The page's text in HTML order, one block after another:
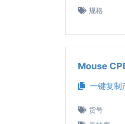
规格
Mouse
一键复制
货号